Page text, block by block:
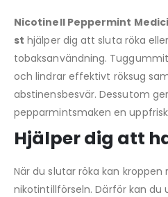
Nicotinell Peppermint
st hjälper dig att sluta röka
tobaksanvändning.
och lindrar effektivt röksug
abstinensbesvär. Dessutom
pepparmintsmaken en
Hjälper dig att
När du slutar röka kan
nikotintillförseln. Därför kan du